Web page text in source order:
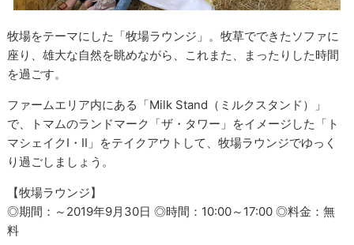
牧場をテーマにした「牧場ラウンジ」。牧草でできたソファに
座り、雄大な自然を眺めながら、これまた、まったりした時間
を過ごす。
ファームエリア内にある「Milk Stand（ミルクスタンド）」
で、トマムのランドマーク「ザ・タワー」をイメージした「ト
マシェイクⅠ・Ⅱ」をテイクアウトして、牧場ラウンジでゆっく
り過ごしましょう。
【牧場ラウンジ】
◎期間：～2019年9月30日 ◎時間：10:00～17:00 ◎料金：無
料